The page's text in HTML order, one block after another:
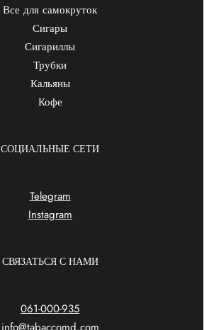
Все для самокруток
Сигары
Сигариллы
Трубки
Кальяны
Кофе
СОЦИАЛЬНЫЕ СЕТИ
Telegram
Instagram
СВЯЗАТЬСЯ С НАМИ
061-000-935